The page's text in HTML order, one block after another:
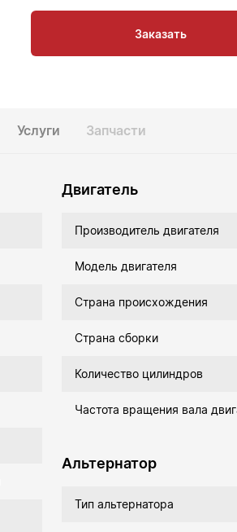
Заказать
Услуги Запчасти
Двигатель
Производитель двигателя
Модель двигателя
Страна происхождения
Страна сборки
Количество цилиндров
Частота вращения вала
Альтернатор
Тип альтернатора